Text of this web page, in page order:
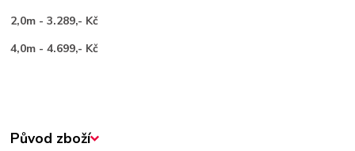
2,0m - 3.289,- Kč
4,0m - 4.699,- Kč
Původ zboží